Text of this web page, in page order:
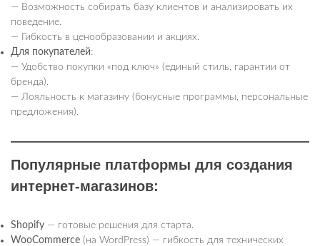
— Возможность собирать базу клиентов и анализировать их
поведение.
— Гибкость в ценообразовании и акциях.
Для покупателей:
— Удобство покупки «под ключ» (единый стиль, гарантии от
бренда).
— Лояльность к магазину (бонусные программы, персональные
предложения).
Популярные платформы для создания
интернет-магазинов:
Shopify — готовые решения для старта.
WooCommerce (на WordPress) — гибкость для технических